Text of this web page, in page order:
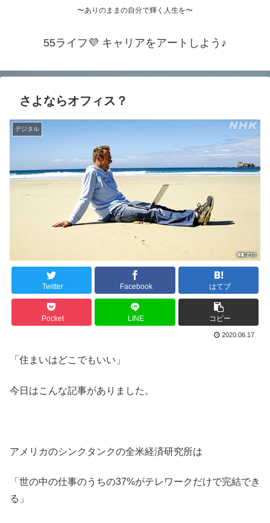
〜ありのままの自分で輝く人生を〜
55ライフ💜 キャリアをアートしよう♪
さよならオフィス？
デジタル
Twitter Facebook はてブ
Pocket LINE コピー
2020.06.17
「住まいはどこでもいい」
今日はこんな記事がありました。
アメリカのシンクタンクの全米経済研究所は
「世の中の仕事のうちの37%がテレワークだけで完結でき
る」